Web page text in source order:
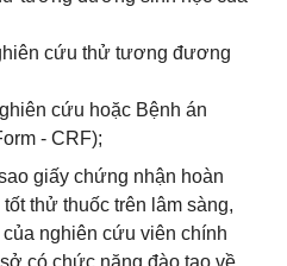
cứu thử tương đương
cứu hoặc Bệnh án
- CRF);
giấy chứng nhận hoàn
thử thuốc trên lâm sàng,
nghiên cứu viên chính
có chức năng đào tạo về